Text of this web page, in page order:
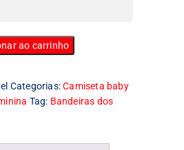
ao carrinho
Categorias:Camiseta baby
Tag: Bandeiras dos